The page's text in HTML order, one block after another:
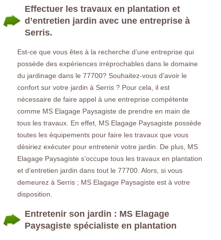
Effectuer les travaux en plantation et
d’entretien jardin avec une entreprise à
Serris.
Est-ce que vous êtes à la recherche d’une entreprise qui
possède des expériences irréprochables dans le domaine
du jardinage dans le 77700? Souhaitez-vous d’avoir le
confort sur votre jardin à Serris ? Pour cela, il est
nécessaire de faire appel à une entreprise compétente
comme MS Elagage Paysagiste de prendre en main de
tous les travaux. En effet, MS Elagage Paysagiste possède
toutes les équipements pour faire les travaux que vous
désiriez exécuter pour entretenir votre jardin. De plus, MS
Elagage Paysagiste s’occupe tous les travaux en plantation
et d’entretien jardin dans tout le 77700. Alors, si vous
demeurez à Serris ; MS Elagage Paysagiste est à votre
disposition.
Entretenir son jardin : MS Elagage
Paysagiste spécialiste en plantation